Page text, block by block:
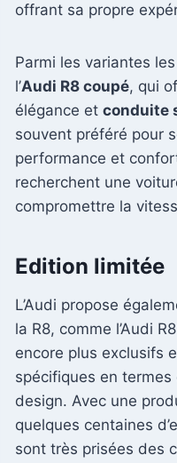
offrant sa propre
Parmi les variantes
l’Audi R8 coupé, qui
élégance et conduite
souvent préféré pour
performance et
recherchent une
compromettre la
Edition limitée
L’Audi propose
la R8, comme l’Audi
encore plus exclusifs
spécifiques en
design. Avec une
quelques centaines
sont très prisées des